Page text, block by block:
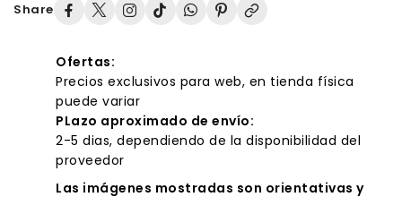
Share
Ofertas:
Precios exclusivos para web, en tienda física
puede variar
PLazo aproximado de envío:
2-5 dias, dependiendo de la disponibilidad del
proveedor
Las imágenes mostradas son orientativas y